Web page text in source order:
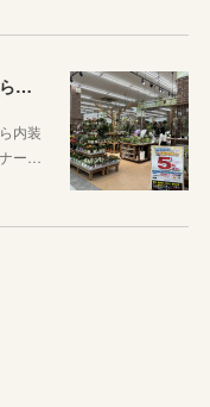
コーナン鎌倉大船店が植物好きにはたまらない進化をしていた件
内装
ー…